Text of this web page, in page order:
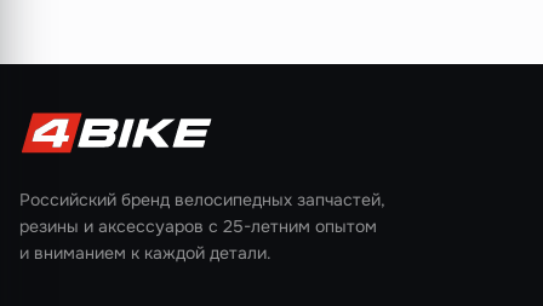
Российский бренд велосипедных запчастей,
резины и аксессуаров с 25-летним опытом
и вниманием к каждой детали.